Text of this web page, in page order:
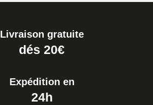
Livraison gratuite
dés 20€
Expédition en
24h